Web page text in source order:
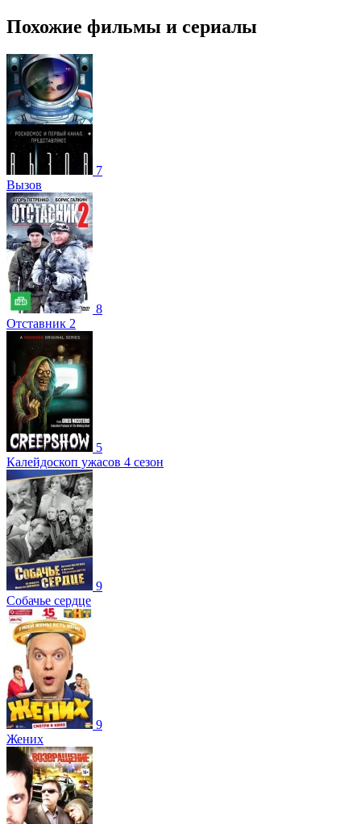
Похожие фильмы и сериалы
7
Вызов
8
Отставник 2
5
Калейдоскоп ужасов 4 сезон
9
Собачье сердце
9
Жених